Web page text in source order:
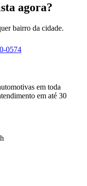
agora?
bairro da cidade.
0574
em toda
em até 30